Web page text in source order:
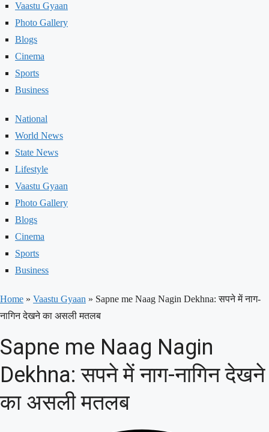
Vaastu Gyaan
Photo Gallery
Blogs
Cinema
Sports
Business
National
World News
State News
Lifestyle
Vaastu Gyaan
Photo Gallery
Blogs
Cinema
Sports
Business
Home » Vaastu Gyaan » Sapne me Naag Nagin Dekhna: सपने में नाग-
नागिन देखने का असली मतलब
Sapne me Naag Nagin
Dekhna: सपने में नाग-नागिन देखने
का असली मतलब